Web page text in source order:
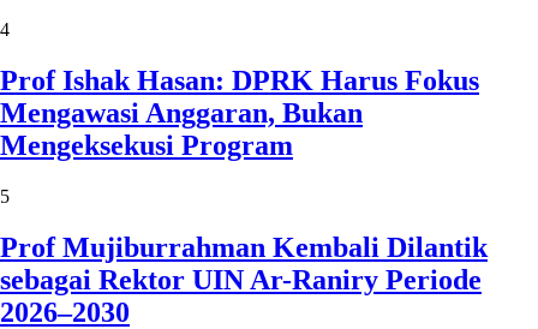
4
Prof Ishak Hasan: DPRK Harus Fokus
Mengawasi Anggaran, Bukan
Mengeksekusi Program
5
Prof Mujiburrahman Kembali Dilantik
sebagai Rektor UIN Ar-Raniry Periode
2026–2030